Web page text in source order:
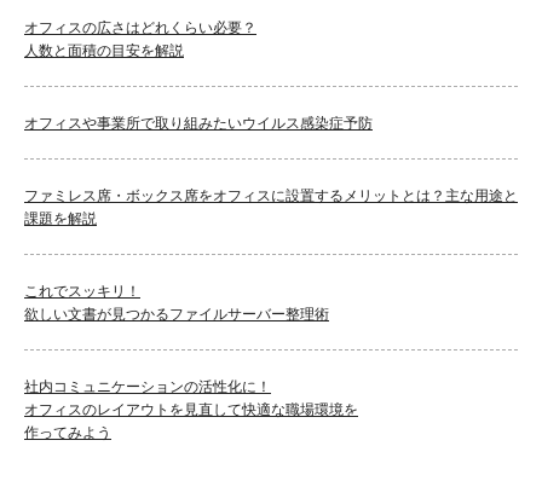
オフィスの広さはどれくらい必要？
人数と面積の目安を解説
オフィスや事業所で取り組みたいウイルス感染症予防
ファミレス席・ボックス席をオフィスに設置するメリットとは？主な用途と
課題を解説
これでスッキリ！
欲しい文書が見つかるファイルサーバー整理術
社内コミュニケーションの活性化に！
オフィスのレイアウトを見直して快適な職場環境を
作ってみよう